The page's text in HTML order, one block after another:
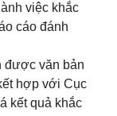
việc khắc
cáo đánh
được văn bản
hợp với Cục
kết quả khắc